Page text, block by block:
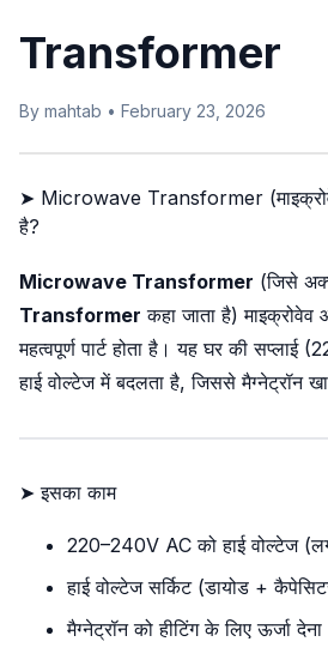
Transformer
By mahtab • February 23, 2026
➤ Microwave Transformer (माइक्रोवेव
है?
Microwave Transformer (जिसे
Transformer कहा जाता है)
महत्वपूर्ण पार्ट होता है। यह घर की
हाई वोल्टेज में बदलता है, जिससे मैग्नेट्रॉन
➤ इसका काम
220–240V AC को हाई वोल्टेज
हाई वोल्टेज सर्किट (डायोड +
मैग्नेट्रॉन को हीटिंग के लिए ऊर्जा देना